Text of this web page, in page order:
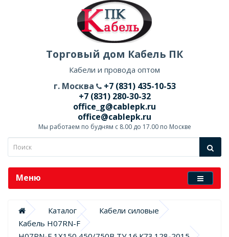
Торговый дом Кабель ПК
Кабели и провода оптом
г. Москва
+7 (831) 435-10-53
+7 (831) 280-30-32
office_g@cablepk.ru
office@cablepk.ru
Мы работаем по будням с 8.00 до 17.00 по Москве
Меню
Каталог
Кабели силовые
Кабель H07RN-F